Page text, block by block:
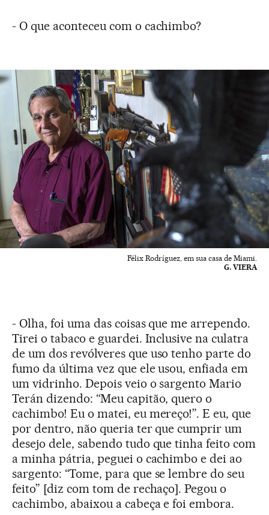
- O que aconteceu com o cachimbo?
Félix Rodríguez, em sua casa de Miami.
G. VIERA
- Olha, foi uma das coisas que me arrependo.
Tirei o tabaco e guardei. Inclusive na culatra
de um dos revólveres que uso tenho parte do
fumo da última vez que ele usou, enfiada em
um vidrinho. Depois veio o sargento Mario
Terán dizendo: “Meu capitão, quero o
cachimbo! Eu o matei, eu mereço!”. E eu, que
por dentro, não queria ter que cumprir um
desejo dele, sabendo tudo que tinha feito com
a minha pátria, peguei o cachimbo e dei ao
sargento: “Tome, para que se lembre do seu
feito” [diz com tom de rechaço]. Pegou o
cachimbo, abaixou a cabeça e foi embora.